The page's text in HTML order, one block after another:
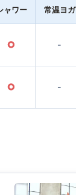
ャワー 常温ヨガ
○ -
○ -